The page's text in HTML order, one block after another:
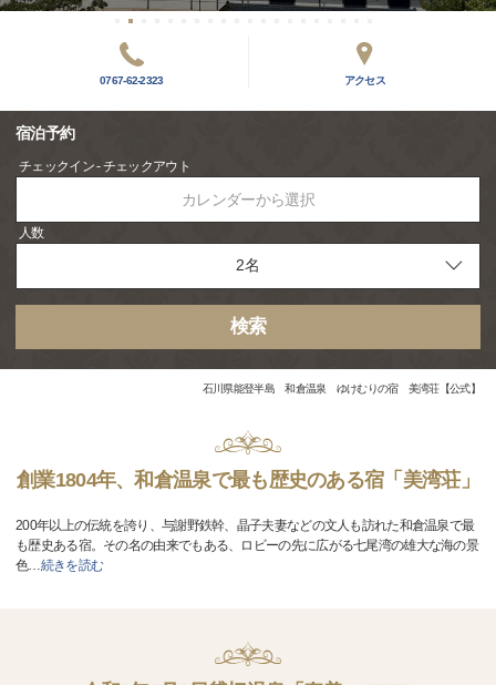
0767-62-2323 アクセス
宿泊予約
チェックイン - チェックアウト
カレンダーから選択
人数
検索
石川県能登半島 和倉温泉 ゆけむりの宿 美湾荘【公式】
創業1804年、和倉温泉で最も歴史のある宿「美湾荘」
200年以上の伝統を誇り、与謝野鉄幹、晶子夫妻などの文人も訪れた和倉温泉で最
も歴史ある宿。その名の由来でもある、ロビーの先に広がる七尾湾の雄大な海の景
色…続きを読む